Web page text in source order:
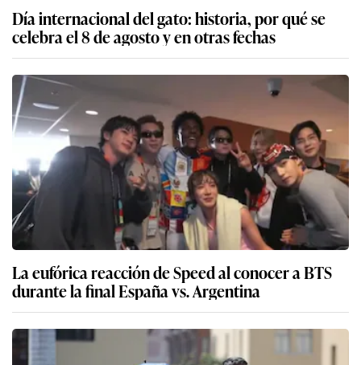
Día internacional del gato: historia, por qué se
celebra el 8 de agosto y en otras fechas
La eufórica reacción de Speed al conocer a BTS
durante la final España vs. Argentina